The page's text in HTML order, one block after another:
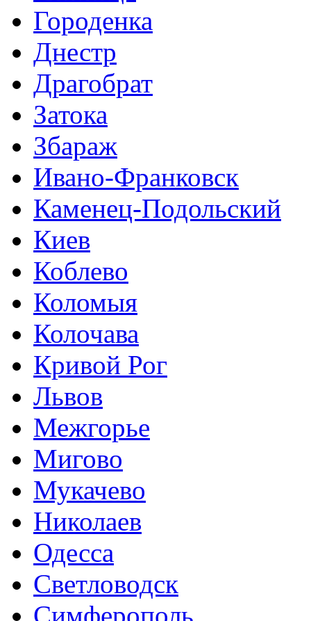
Городенка
Днестр
Драгобрат
Затока
Збараж
Ивано-Франковск
Каменец-Подольский
Киев
Коблево
Коломыя
Колочава
Кривой Рог
Львов
Межгорье
Мигово
Мукачево
Николаев
Одесса
Светловодск